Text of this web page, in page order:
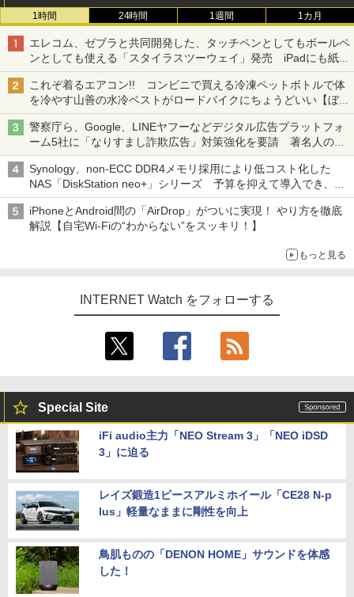
1時間 24時間 1週間 1カ月
エレコム、ゼブラと共同開発した、タッチペンとしてもボールペ
ンとしても使える「スタイラスツーウェイ」発売 iPadにも紙に
も、持ち替えずに書き込める
これぞ着るエアコン!! コンビニで買える冷凍ペットボトルで体
を冷やす山善の水冷ベストがロードバイクにちょうどいい【ぼっ
ち・ざ・ろーど！その14】【空いた時間でなにしてる？】
警察庁ら、Google、LINEヤフーなどデジタル広告プラットフォ
ーム5社に「なりすまし詐欺広告」対策強化を要請 著名人の写
真や映像を使った投資詐欺などへの対策として
Synology、non-ECC DDR4メモリ採用により低コスト化した
NAS「DiskStation neo+」シリーズ 予算を抑えて導入でき、
ECCメモリへのアップグレードも可能
iPhoneとAndroid間の「AirDrop」がついに実現！ やり方を徹底
解説【自宅Wi-Fiの“わからない”をスッキリ！】
もっと見る
INTERNET Watch をフォローする
Special Site
iFi audio主力「NEO Stream 3」「NEO iDSD
3」に迫る
レイズ鍛造1ピースアルミホイール「CE28 N-p
lus」軽量なままに剛性を向上
鳥肌ものの「DENON HOME」サウンドを体感
した！